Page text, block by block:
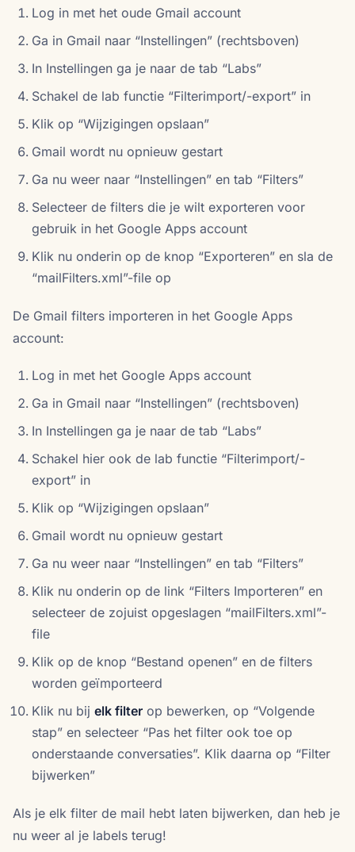
Log in met het oude Gmail account
Ga in Gmail naar “Instellingen” (rechtsboven)
In Instellingen ga je naar de tab “Labs”
Schakel de lab functie “Filterimport/-export” in
Klik op “Wijzigingen opslaan”
Gmail wordt nu opnieuw gestart
Ga nu weer naar “Instellingen” en tab “Filters”
Selecteer de filters die je wilt exporteren voor
gebruik in het Google Apps account
Klik nu onderin op de knop “Exporteren” en sla de
“mailFilters.xml”-file op
De Gmail filters importeren in het Google Apps
account:
Log in met het Google Apps account
Ga in Gmail naar “Instellingen” (rechtsboven)
In Instellingen ga je naar de tab “Labs”
Schakel hier ook de lab functie “Filterimport/-
export” in
Klik op “Wijzigingen opslaan”
Gmail wordt nu opnieuw gestart
Ga nu weer naar “Instellingen” en tab “Filters”
Klik nu onderin op de link “Filters Importeren” en
selecteer de zojuist opgeslagen “mailFilters.xml”-
file
Klik op de knop “Bestand openen” en de filters
worden geïmporteerd
Klik nu bij elk filter op bewerken, op “Volgende
stap” en selecteer “Pas het filter ook toe op
onderstaande conversaties”. Klik daarna op “Filter
bijwerken”
Als je elk filter de mail hebt laten bijwerken, dan heb je
nu weer al je labels terug!